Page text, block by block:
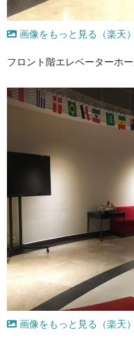
画像をもっと見る（楽天）
フロント階エレベーターホ
画像をもっと見る（楽天）